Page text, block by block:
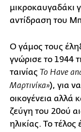
μικροκαυγαδάκι
αντίδραση του
Ο γάμος τους
γνώρισε το 1944
ταινίας To Have
Μαρτινίκα»), για
οικογένεια αλλά
ζεύγη του 20ού
ηλικίας. Το τέλος